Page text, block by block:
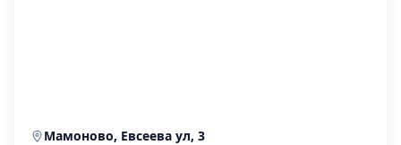
Мамоново, Евсеева ул, 3